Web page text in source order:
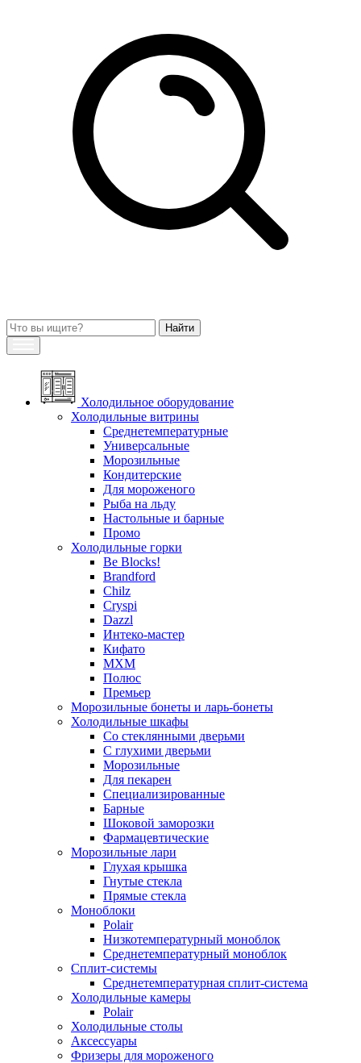
Холодильное оборудование
Холодильные витрины
Среднетемпературные
Универсальные
Морозильные
Кондитерские
Для мороженого
Рыба на льду
Настольные и барные
Промо
Холодильные горки
Be Blocks!
Brandford
Chilz
Cryspi
Dazzl
Интеко-мастер
Кифато
МХМ
Полюс
Премьер
Морозильные бонеты и ларь-бонеты
Холодильные шкафы
Со стеклянными дверьми
С глухими дверьми
Морозильные
Для пекарен
Специализированные
Барные
Шоковой заморозки
Фармацевтические
Морозильные лари
Глухая крышка
Гнутые стекла
Прямые стекла
Моноблоки
Polair
Низкотемпературный моноблок
Среднетемпературный моноблок
Сплит-системы
Среднетемпературная сплит-система
Холодильные камеры
Polair
Холодильные столы
Аксессуары
Фризеры для мороженого